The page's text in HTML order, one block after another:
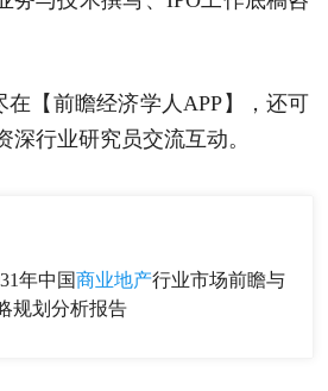
在【前瞻经济学人APP】，还可
深行业研究员交流互动。
年中国商业地产行业市场前瞻与
规划分析报告